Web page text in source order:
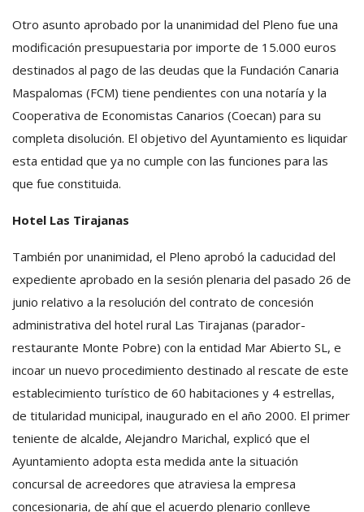
Otro asunto aprobado por la unanimidad del Pleno fue una
modificación presupuestaria por importe de 15.000 euros
destinados al pago de las deudas que la Fundación Canaria
Maspalomas (FCM) tiene pendientes con una notaría y la
Cooperativa de Economistas Canarios (Coecan) para su
completa disolución. El objetivo del Ayuntamiento es liquidar
esta entidad que ya no cumple con las funciones para las
que fue constituida.
Hotel Las Tirajanas
También por unanimidad, el Pleno aprobó la caducidad del
expediente aprobado en la sesión plenaria del pasado 26 de
junio relativo a la resolución del contrato de concesión
administrativa del hotel rural Las Tirajanas (parador-
restaurante Monte Pobre) con la entidad Mar Abierto SL, e
incoar un nuevo procedimiento destinado al rescate de este
establecimiento turístico de 60 habitaciones y 4 estrellas,
de titularidad municipal, inaugurado en el año 2000. El primer
teniente de alcalde, Alejandro Marichal, explicó que el
Ayuntamiento adopta esta medida ante la situación
concursal de acreedores que atraviesa la empresa
concesionaria, de ahí que el acuerdo plenario conlleve